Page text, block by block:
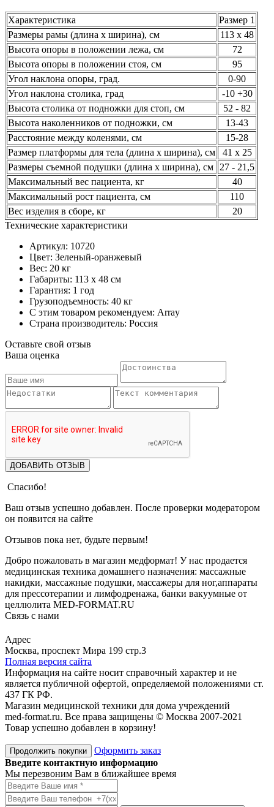
Характеристика
Размер 1
Размеры рамы (длина х ширина), см
113 х 48
Высота опоры в положении лежа, см
72
Высота опоры в положении стоя, см
95
Угол наклона опоры, град.
0-90
Угол наклона столика, град
-10 +30
Высота столика от подножки для стоп, см
52 - 82
Высота наколенников от подножки, см
13-43
Расстояние между коленями, см
15-28
Размер платформы для тела (длина х ширина), см
41 х 25
Размеры съемной подушки (длина х ширина), см
27 - 21,5
Максимальный вес пациента, кг
40
Максимальный рост пациента, см
110
Вес изделия в сборе, кг
20
Технические характеристики
Артикул: 10720
Цвет: Зеленый-оранжевый
Вес: 20 кг
Габариты: 113 х 48 см
Гарантия: 1 год
Грузоподъемность: 40 кг
С этим товаром рекомендуем: Array
Страна производитель: Россия
Оставьте свой отзыв
Ваша оценка
ДОБАВИТЬ ОТЗЫВ
Спасибо!
Ваш отзыв успешно добавлен. После проверки модератором
он появится на сайте
Отзывов пока нет, будьте первым!
Добро пожаловать в магазин медформат! У нас продается
медицинская техника домашнего назначения: массажные
накидки, массажные подушки, массажеры для ног,аппараты
для прессотерапии и лимфодренажа, банки вакуумные от
целлюлита MED-FORMAT.RU
Связь с нами
Адрес
Москва, проспект Мира 199 стр.3
Полная версия сайта
Информация на сайте носит справочный характер и не
является публичной офертой, определяемой положениями ст.
437 ГК РФ.
Магазин медицинской техники для дома учреждений
med-format.ru. Все права защищены © Москва 2007-2021
Товар успешно добавлен в корзину!
Продолжить покупки
Оформить заказ
Введите контактную информацию
Мы перезвоним Вам в ближайшее время